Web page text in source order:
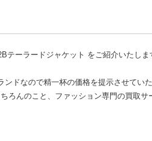
ーラードジャケット をご紹介いたしま
ドなので精一杯の価格を提示させていた
んのこと、ファッション専門の買取